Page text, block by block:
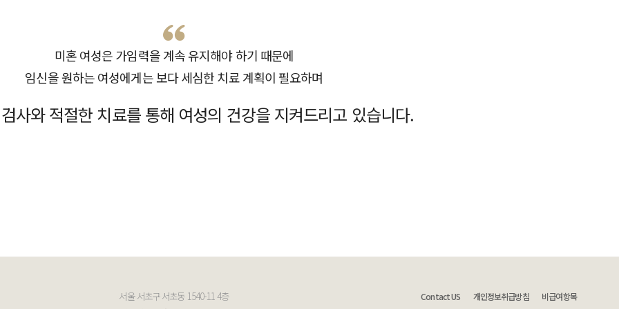
미혼 여성은 가임력을 계속 유지해야 하기 때문에
임신을 원하는 여성에게는 보다 세심한 치료 계획이 필요하며
사와 적절한 치료를 통해 여성의 건강을 지켜드리고 있습니다.
서울 서초구 서초동 1540-11 4층
Contact US 개인정보취급방침 비급여항목